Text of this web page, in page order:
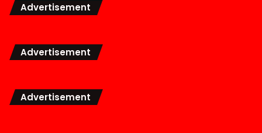
Advertisement
Advertisement
Advertisement